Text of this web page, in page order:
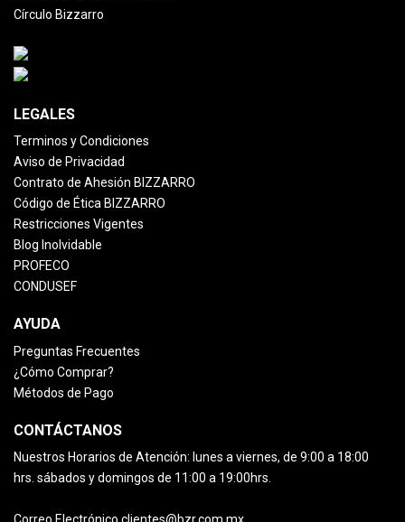
Círculo Bizzarro
LEGALES
Terminos y Condiciones
Aviso de Privacidad
Contrato de Ahesión BIZZARRO
Código de Ética BIZZARRO
Restricciones Vigentes
Blog Inolvidable
PROFECO
CONDUSEF
AYUDA
Preguntas Frecuentes
¿Cómo Comprar?
Métodos de Pago
CONTÁCTANOS
Nuestros Horarios de Atención: lunes a viernes, de 9:00 a 18:00
hrs. sábados y domingos de 11:00 a 19:00hrs.